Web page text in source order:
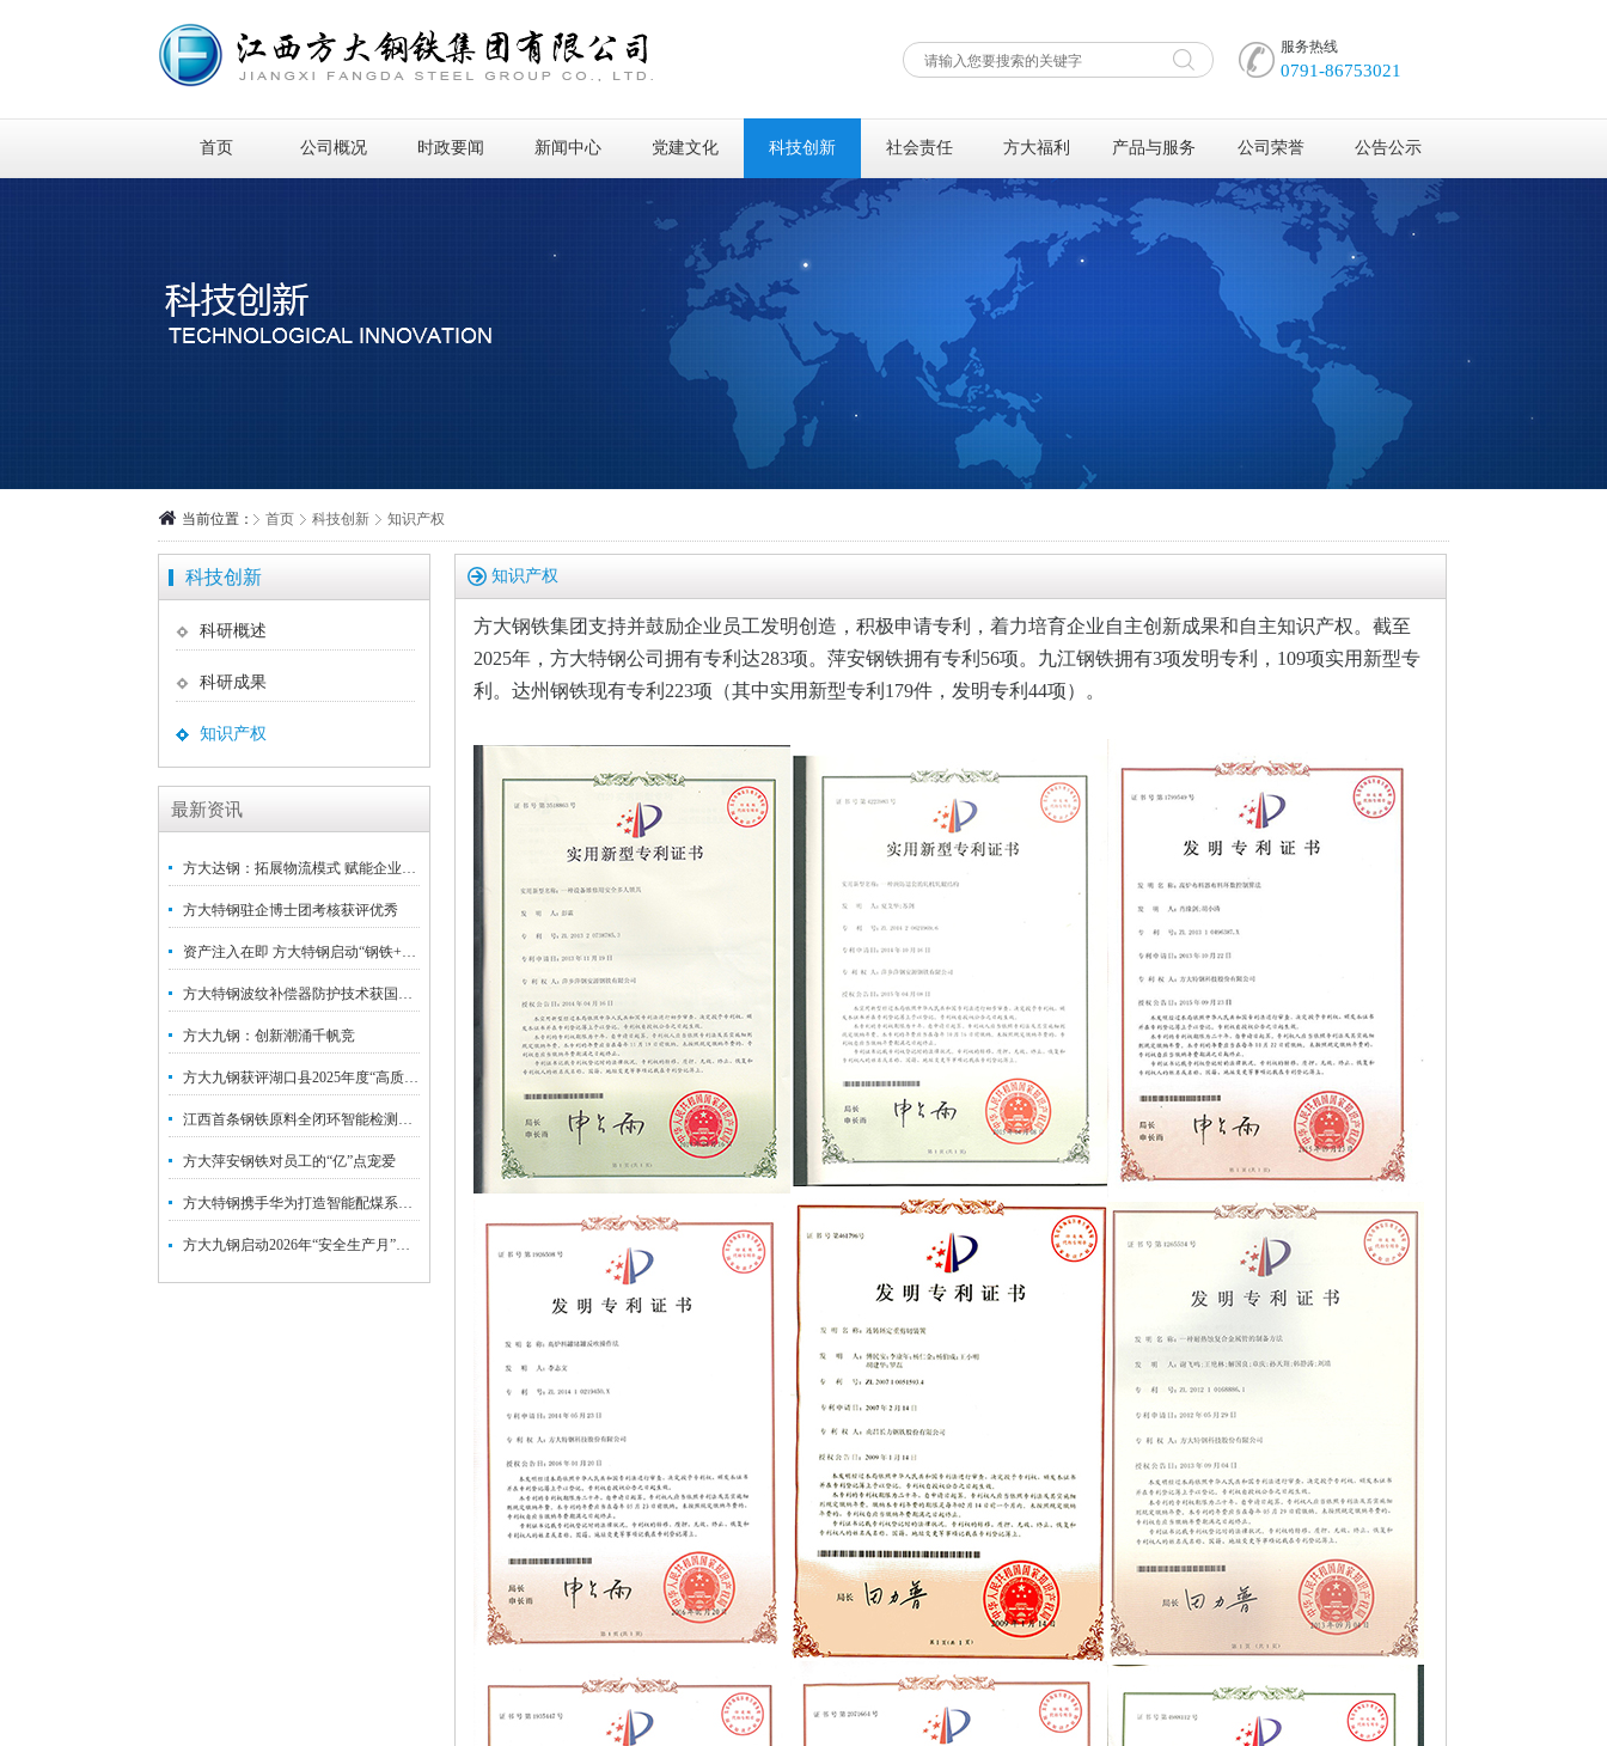
服务热线
0791-86753021
首页 公司概况 时政要闻 新闻中心 党建文化 科技创新 社会责任 方大福利 产品与服务 公司荣誉 公告公示
当前位置： 首页 科技创新 知识产权
科技创新
科研概述
科研成果
知识产权
最新资讯
方大达钢：拓展物流模式 赋能企业高质量发展
方大特钢驻企博士团考核获评优秀
资产注入在即 方大特钢启动“钢铁+新材料”战略升级
方大特钢波纹补偿器防护技术获国家发明专利
方大九钢：创新潮涌千帆竞
方大九钢获评湖口县2025年度“高质量发展标杆企业”
江西首条钢铁原料全闭环智能检测线落地方大特钢
方大萍安钢铁对员工的“亿”点宠爱
方大特钢携手华为打造智能配煤系统 钢铁炼焦工序迈入数智新阶段
方大九钢启动2026年“安全生产月”系列活动
知识产权
方大钢铁集团支持并鼓励企业员工发明创造，积极申请专利，着力培育企业自主创新成果和自主知识产权。 截至
2025年，方大特钢公司拥有专利达283项。萍安钢铁拥有专利56项。九江钢铁拥有3项发明专利，109项实用新型专
利。达州钢铁现有专利223项（其中实用新型专利179件，发明专利44项）。